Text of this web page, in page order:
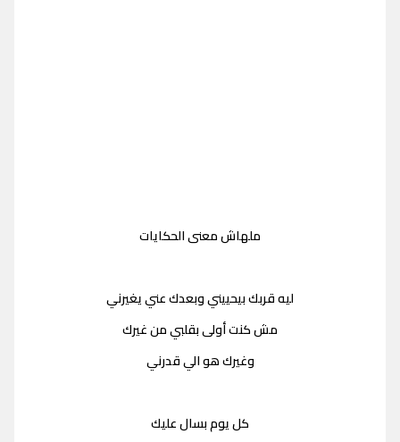
ملهاش معنى الحكايات
ليه قربك بيحييني وبعدك عني يغيرني
مش كنت أولى بقلبي من غيرك
وغيرك هو الي قدرني
كل يوم بسال عليك